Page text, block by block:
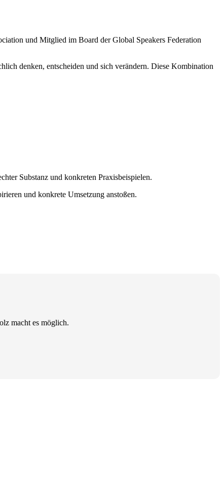
und Mitglied im Board der Global Speakers Federation
denken, entscheiden und sich verändern. Diese Kombination
Substanz und konkreten Praxisbeispielen.
und konkrete Umsetzung anstoßen.
macht es möglich.